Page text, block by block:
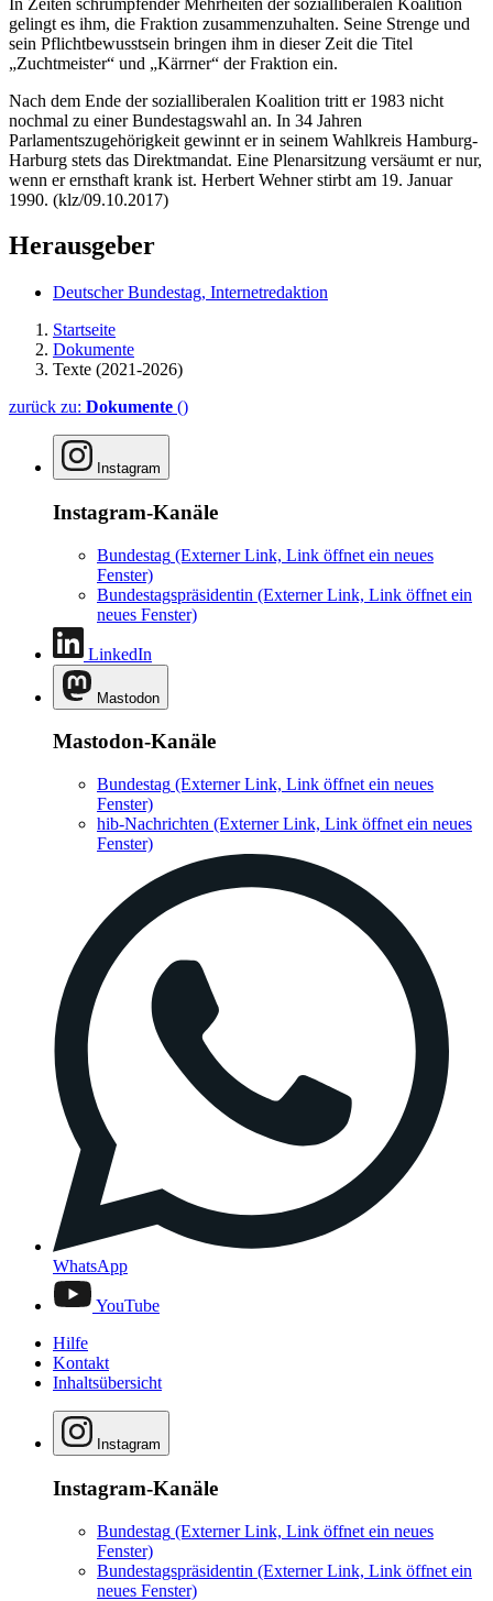
gelingt es ihm, die Fraktion zusammenzuhalten. Seine Strenge und
sein Pflichtbewusstsein bringen ihm in dieser Zeit die Titel
„Zuchtmeister“ und „Kärrner“ der Fraktion ein.
Nach dem Ende der sozialliberalen Koalition tritt er 1983 nicht
nochmal zu einer Bundestagswahl an. In 34 Jahren
Parlamentszugehörigkeit gewinnt er in seinem Wahlkreis Hamburg-
Harburg stets das Direktmandat. Eine Plenarsitzung versäumt er nur,
wenn er ernsthaft krank ist. Herbert Wehner stirbt am 19. Januar
1990. (klz/09.10.2017)
Herausgeber
Deutscher Bundestag, Internetredaktion
Startseite
Dokumente
Texte (2021-2026)
zurück zu: Dokumente ()
Instagram
Instagram-Kanäle
Bundestag (Externer Link, Link öffnet ein neues
Fenster)
Bundestagspräsidentin (Externer Link, Link öffnet ein
neues Fenster)
LinkedIn
Mastodon
Mastodon-Kanäle
Bundestag (Externer Link, Link öffnet ein neues
Fenster)
hib-Nachrichten (Externer Link, Link öffnet ein neues
Fenster)
WhatsApp
YouTube
Hilfe
Kontakt
Inhaltsübersicht
Instagram
Instagram-Kanäle
Bundestag (Externer Link, Link öffnet ein neues
Fenster)
Bundestagspräsidentin (Externer Link, Link öffnet ein
neues Fenster)